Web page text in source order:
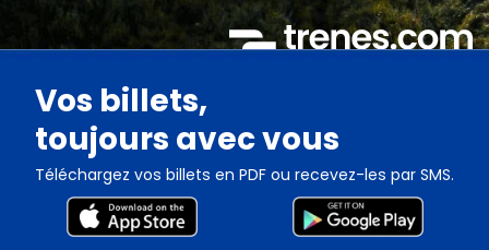
Vos billets,
toujours avec vous
Téléchargez vos billets en PDF ou recevez-les par SMS.